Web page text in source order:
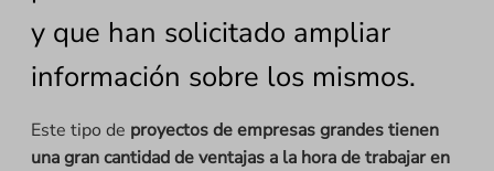
y que han solicitado ampliar
información sobre los mismos.
Este tipo de proyectos de empresas grandes tienen
una gran cantidad de ventajas a la hora de trabajar en